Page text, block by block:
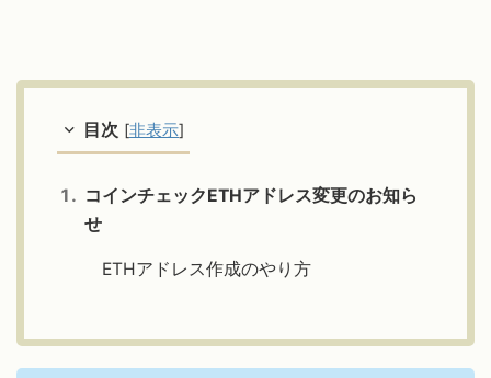
目次 [非表示]
コインチェックETHアドレス変更のお知ら
せ
ETHアドレス作成のやり方